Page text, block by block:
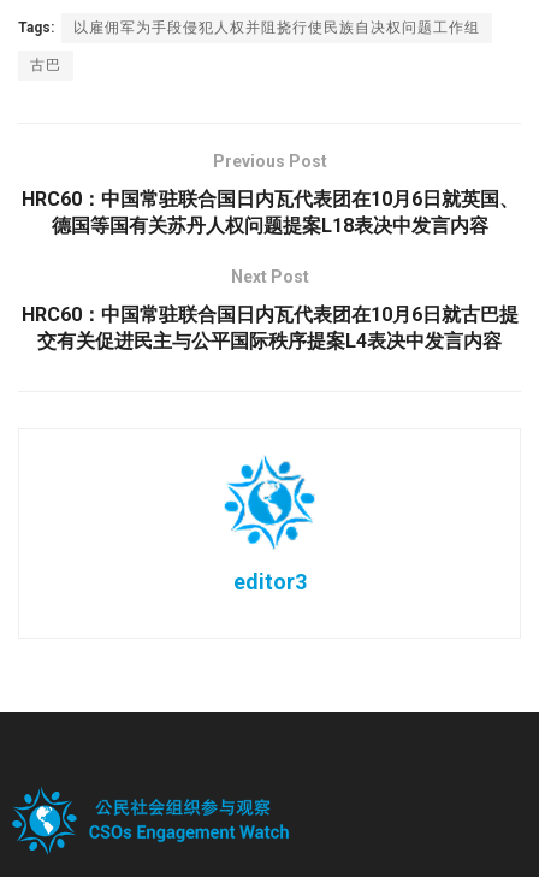
Tags: 以雇佣军为手段侵犯人权并阻挠行使民族自决权问题工作组
古巴
Previous Post
HRC60：中国常驻联合国日内瓦代表团在10月6日就英国、
德国等国有关苏丹人权问题提案L18表决中发言内容
Next Post
HRC60：中国常驻联合国日内瓦代表团在10月6日就古巴提
交有关促进民主与公平国际秩序提案L4表决中发言内容
editor3